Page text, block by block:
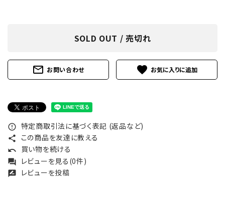
SOLD OUT / 売切れ
mail_outline お問い合わせ favorite
error_outline 特定商取引法に基づく表記 (返品など)
share この商品を友達に教える
undo 買い物を続ける
forum レビューを見る(0件)
rate_review レビューを投稿